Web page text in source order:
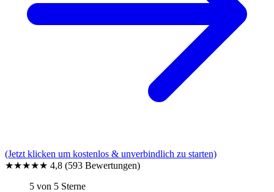
(Jetzt klicken um kostenlos & unverbindlich zu starten)
★★★★★ 4,8 (593 Bewertungen)
5 von 5 Sterne